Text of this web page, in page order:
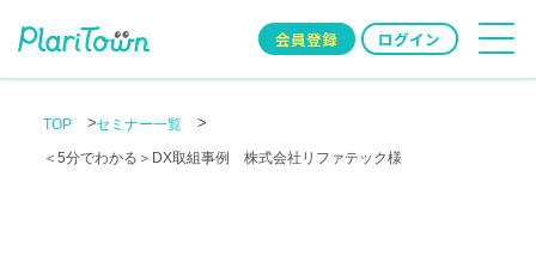
会員登録 ログイン
TOP
セミナー一覧
＜5分でわかる＞DX取組事例 株式会社リファテック様